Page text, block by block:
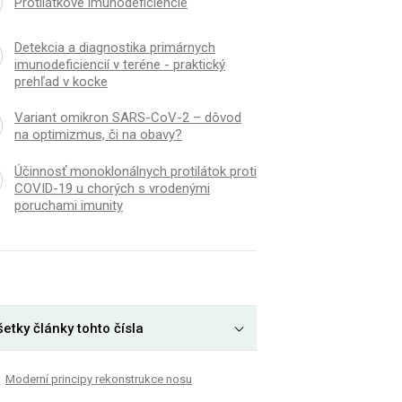
Detekcia a diagnostika primárnych
imunodeficiencií v teréne - praktický
prehľad v kocke
Variant omikron SARS-CoV-2 – dôvod
na optimizmus, či na obavy?
Účinnosť monoklonálnych protilátok proti
COVID-19 u chorých s vrodenými
poruchami imunity
články tohto čísla
Moderní principy rekonstrukce nosu